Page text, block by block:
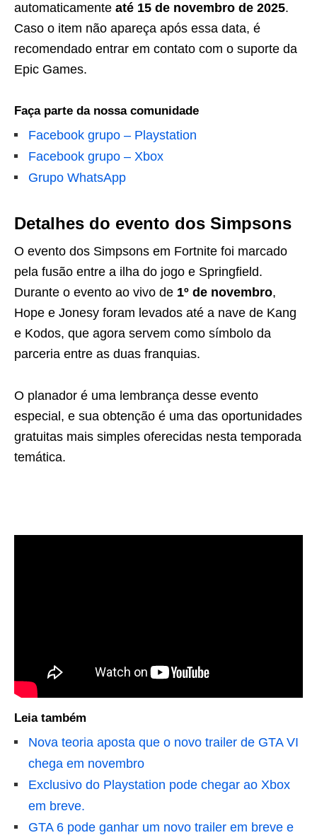
automaticamente até 15 de novembro de 2025.
Caso o item não apareça após essa data, é
recomendado entrar em contato com o suporte da
Epic Games.
Faça parte da nossa comunidade
Facebook grupo – Playstation
Facebook grupo – Xbox
Grupo WhatsApp
Detalhes do evento dos Simpsons
O evento dos Simpsons em Fortnite foi marcado
pela fusão entre a ilha do jogo e Springfield.
Durante o evento ao vivo de 1º de novembro,
Hope e Jonesy foram levados até a nave de Kang
e Kodos, que agora servem como símbolo da
parceria entre as duas franquias.
O planador é uma lembrança desse evento
especial, e sua obtenção é uma das oportunidades
gratuitas mais simples oferecidas nesta temporada
temática.
Leia também
Nova teoria aposta que o novo trailer de GTA VI
chega em novembro
Exclusivo do Playstation pode chegar ao Xbox
em breve.
GTA 6 pode ganhar um novo trailer em breve e